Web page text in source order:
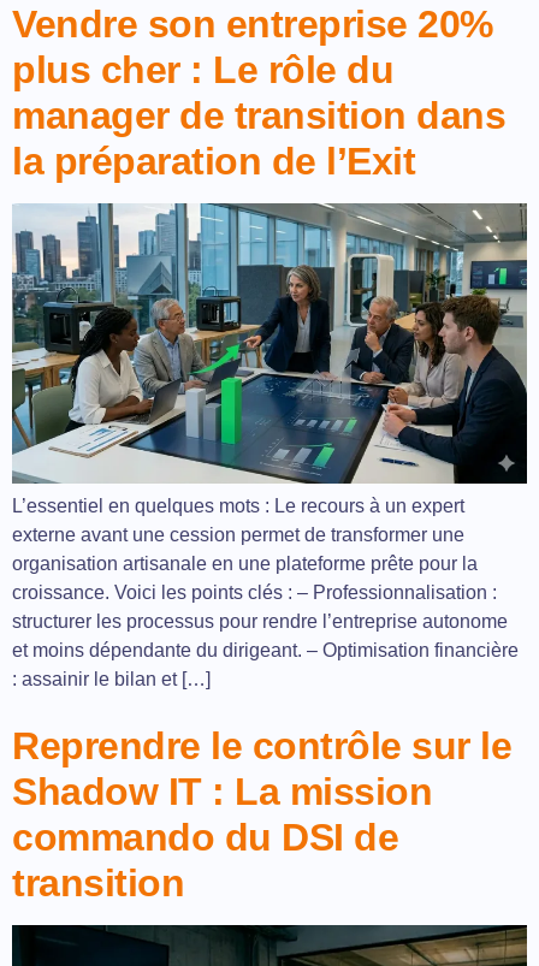
Vendre son entreprise 20%
plus cher : Le rôle du
manager de transition dans
la préparation de l’Exit
L’essentiel en quelques mots : Le recours à un expert
externe avant une cession permet de transformer une
organisation artisanale en une plateforme prête pour la
croissance. Voici les points clés : – Professionnalisation :
structurer les processus pour rendre l’entreprise autonome
et moins dépendante du dirigeant. – Optimisation financière
: assainir le bilan et […]
Reprendre le contrôle sur le
Shadow IT : La mission
commando du DSI de
transition